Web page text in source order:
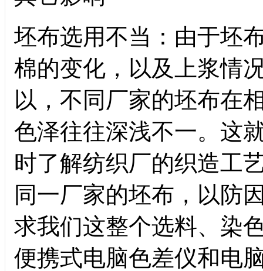
坯布选用不当：由于坯
棉的变化，以及上浆情
以，不同厂家的坯布在
色泽往往深浅不一。这
时了解纺织厂的织造工
同一厂家的坯布，以防
求我们这整个选料、染
便携式电脑色差仪和电